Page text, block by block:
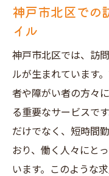
神戸市北区での
イル
神戸市北区では、訪
ルが生まれています
者や障がい者の方々
る重要なサービスで
だけでなく、短時間
おり、働く人々にと
います。このような